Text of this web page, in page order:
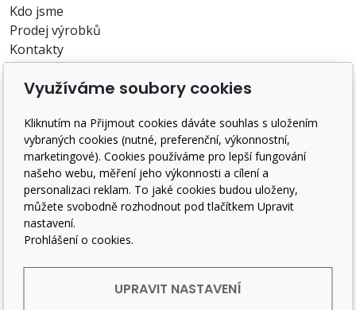
Kdo jsme
Prodej výrobků
Kontakty
O nákupu
Doprava a platba
Obchodní podmínky
GDPR
Sledujte nás
Využíváme soubory cookies
Kliknutím na Přijmout cookies dáváte souhlas s uložením
vybraných cookies (nutné, preferenční, výkonnostní,
marketingové). Cookies používáme pro lepší fungování
našeho webu, měření jeho výkonnosti a cílení a
personalizaci reklam. To jaké cookies budou uloženy,
můžete svobodně rozhodnout pod tlačítkem Upravit
nastavení.
Prohlášení o cookies.
UPRAVIT NASTAVENÍ